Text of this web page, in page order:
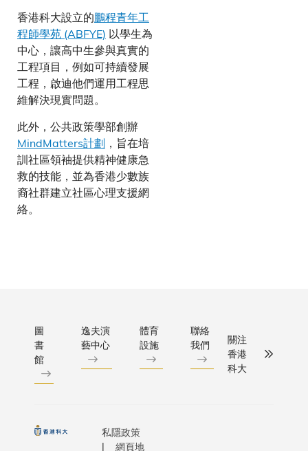
香港科大設立的鵬程青年工
程師學苑 (ABFYE) 以學生為
中心，讓高中生參與真實的
工程項目，例如可持續發展
工程，啟迪他們運用工程思
維解決現實問題。
此外，公共政策學部創辦
MindMatters計劃 ，旨在培
訓社區領袖提供精神健康急
救的技能，並為香港少數族
裔社群建立社區心理支援網
絡。
圖
書
館
逸夫演
藝中心
體育
設施
聯絡
我們
關注
香港
科大
私隱政策
網頁地